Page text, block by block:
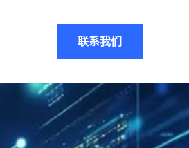
联系我们